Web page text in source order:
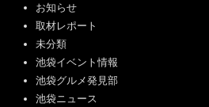
お知らせ
取材レポート
未分類
池袋イベント情報
池袋グルメ発見部
池袋ニュース